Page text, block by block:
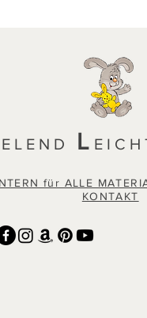
L
für ALLE
KONTAKT